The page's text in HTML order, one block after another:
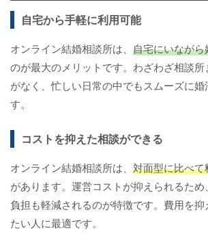
自宅から手軽に利用可能
オンライン結婚相談所は、 自宅にいなが
のが最大のメリットです。わざわざ相談
がなく、忙しい日常の中でもスムーズに婚
す。
コストを抑えた相談ができる
オンライン結婚相談所は、 対面型に比べ
があります。運営コストが抑えられるた
負担も軽減されるのが特徴です。費用を
たい人に最適です。